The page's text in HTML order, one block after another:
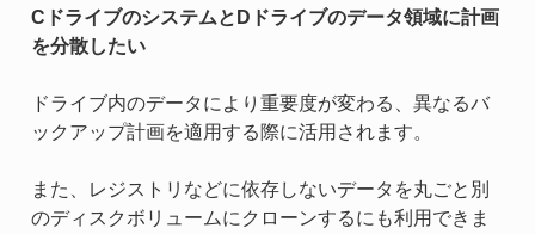
CドライブのシステムとDドライブのデータ領域に計画
を分散したい
ドライブ内のデータにより重要度が変わる、異なるバ
ックアップ計画を適用する際に活用されます。
また、レジストリなどに依存しないデータを丸ごと別
のディスクボリュームにクローンするにも利用できま